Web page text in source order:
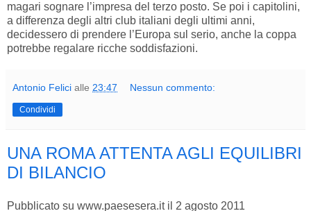
magari sognare l’impresa del terzo posto. Se poi i capitolini,
a differenza degli altri club italiani degli ultimi anni,
decidessero di prendere l’Europa sul serio, anche la coppa
potrebbe regalare ricche soddisfazioni.
Antonio Felici alle 23:47 Nessun commento:
Condividi
UNA ROMA ATTENTA AGLI EQUILIBRI
DI BILANCIO
Pubblicato su www.paesesera.it il 2 agosto 2011